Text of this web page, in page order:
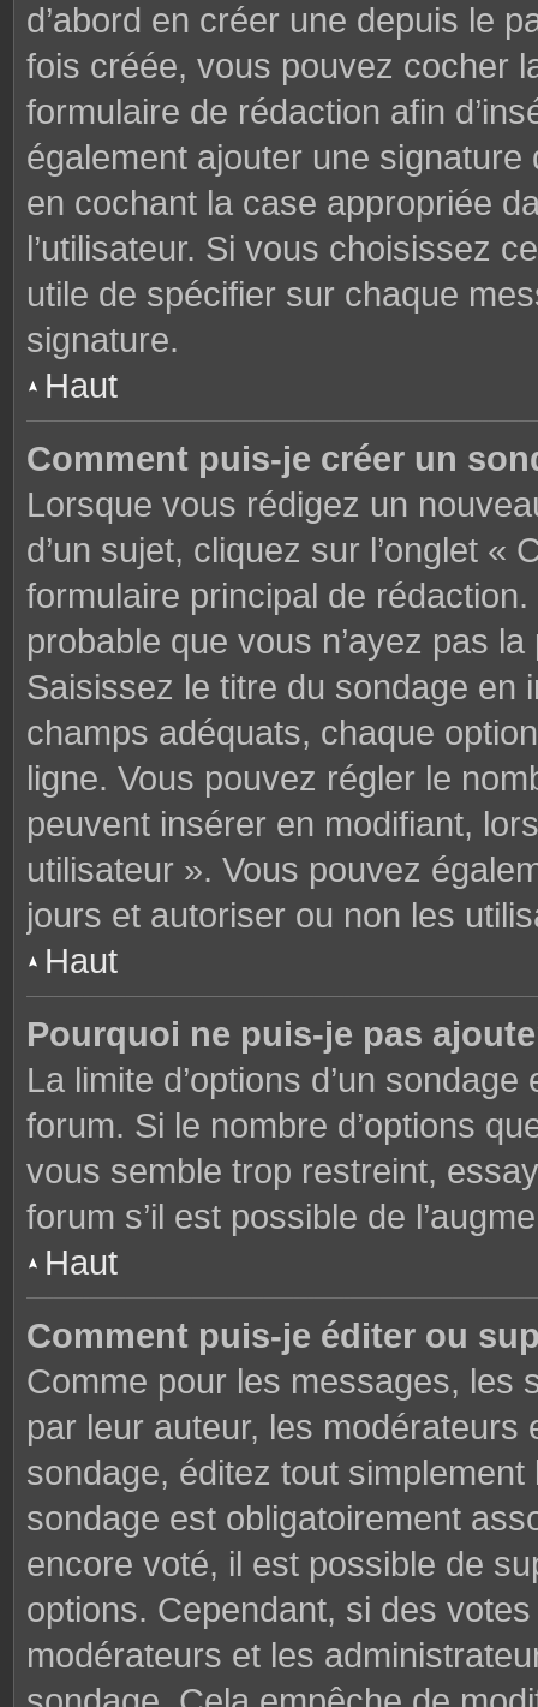
d’abord en créer une depuis le
fois créée, vous pouvez cocher
formulaire de rédaction afin
également ajouter une
en cochant la case appropriée
l’utilisateur. Si vous choisissez
utile de spécifier sur chaque
signature.
Haut
Comment puis-je créer un
Lorsque vous rédigez un
d’un sujet, cliquez sur l’onglet
formulaire principal de
probable que vous n’ayez pas
Saisissez le titre du sondage en
champs adéquats, chaque
ligne. Vous pouvez régler le
peuvent insérer en modifiant,
utilisateur ». Vous pouvez
jours et autoriser ou non les
Haut
Pourquoi ne puis-je pas
La limite d’options d’un
forum. Si le nombre d’options
vous semble trop restreint,
forum s’il est possible de
Haut
Comment puis-je éditer ou
Comme pour les messages, les
par leur auteur, les
sondage, éditez tout
sondage est obligatoirement
encore voté, il est possible de
options. Cependant, si des
modérateurs et les